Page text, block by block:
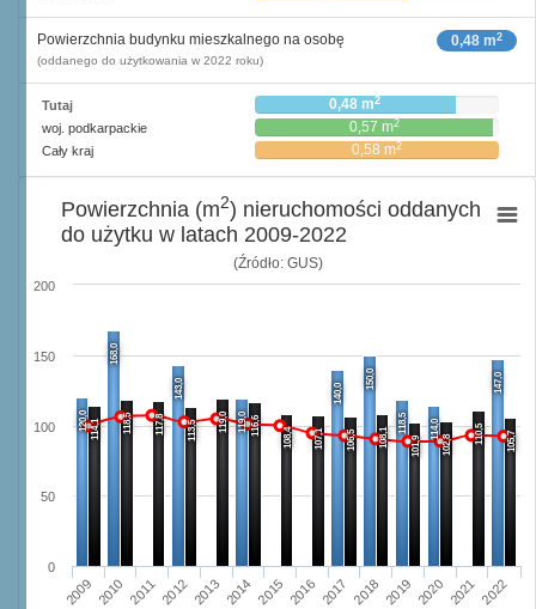
0,48 m2
Powierzchnia budynku mieszkalnego na osobę
(oddanego do użytkowania w 2022 roku)
Tutaj 0,48 m2
woj. podkarpackie 0,57 m2
Cały kraj 0,58 m2
(Źródło: GUS)
120,0
168,0
143,0
119,0
140,0
150,0
118,5
114,0
147,0
114,1 118,5 117,8 113,5 119,0 116,6
108,4 107,1 106,5 108,1 101,9 102,8 110,5 105,7
2009 2010 2011 2012 2013 2014 2015 2016 2017 2018 2019 2020 2021 2022
0
50
100
150
200
Powierzchnia (m2) nieruchomości oddanych
do użytku w latach 2009-2022